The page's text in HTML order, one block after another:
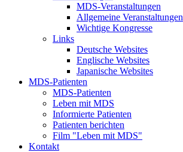
MDS-Veranstaltungen
Allgemeine Veranstaltungen
Wichtige Kongresse
Links
Deutsche Websites
Englische Websites
Japanische Websites
MDS-Patienten
MDS-Patienten
Leben mit MDS
Informierte Patienten
Patienten berichten
Film "Leben mit MDS"
Kontakt